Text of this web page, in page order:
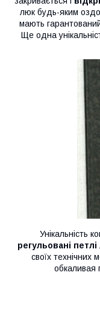
люк будь-яким
мають
Ще одна
Унікальність
регульовані петлі
своїх технічних
обкаливая